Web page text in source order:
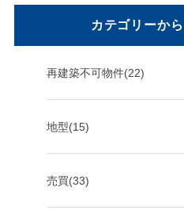
カテゴリーか
再建築不可物件(22)
地型(15)
売買(33)